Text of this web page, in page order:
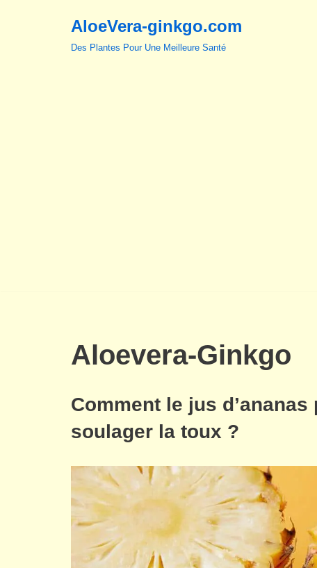
AloeVera-ginkgo.com
Des Plantes Pour Une Meilleure Santé
Aloevera-Ginkgo
Comment le jus d’ananas
soulager la toux ?